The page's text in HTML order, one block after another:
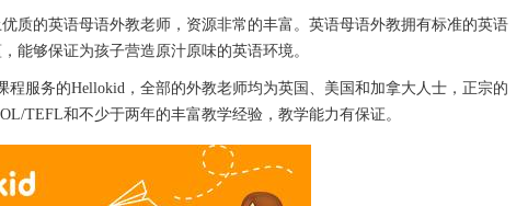
的英语母语外教老师，资源非常的丰富。英语母语外教拥有标准的英语
能够保证为孩子营造原汁原味的英语环境。
服务的Hellokid，全部的外教老师均为英国、美国和加拿大人士，正宗的
TEFL和不少于两年的丰富教学经验，教学能力有保证。